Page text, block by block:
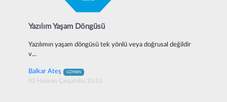
Yazılım Yaşam Döngüsü
Yazılımın yaşam döngüsü tek yönlü veya doğrusal değildir
v...
Balkar Ateş UZMAN
02 Haziran Çarşamba 10:51